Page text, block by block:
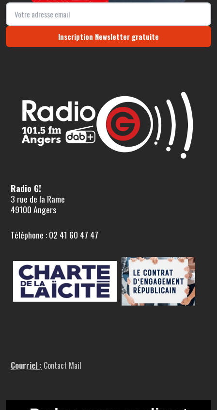
Inscription Newsletter gratuite
Radio G!
3 rue de la Rame
49100 Angers
Téléphone : 02 41 60 47 47
Courriel : Contact Mail